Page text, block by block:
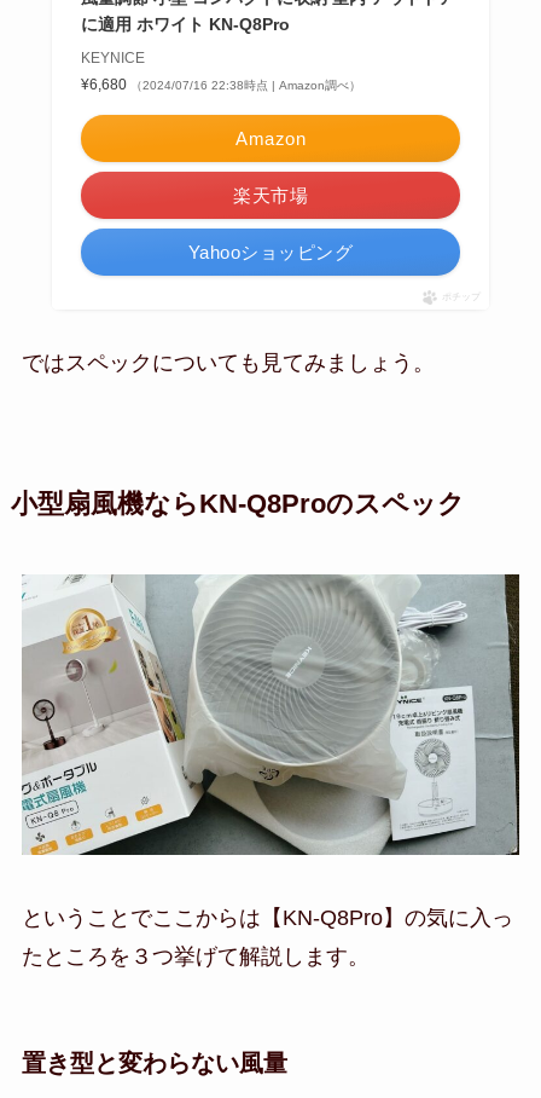
に適用 ホワイト KN-Q8Pro
KEYNICE
¥6,680
（2024/07/16 22:38時点 | Amazon調べ）
Amazon
楽天市場
Yahooショッピング
ポチップ
ではスペックについても見てみましょう。
小型扇風機ならKN-Q8Proのスペック
ということでここからは【KN-Q8Pro】の気に入っ
たところを３つ挙げて解説します。
置き型と変わらない風量